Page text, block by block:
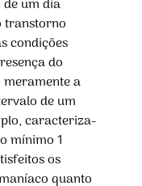
um dia
transtorno
condições
do
a
de um
caracteriza-
mínimo 1
os
quanto